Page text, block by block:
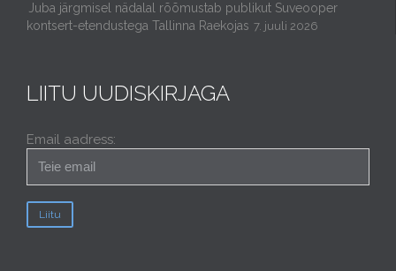
Juba järgmisel nädalal rõõmustab publikut Suveooper
kontsert-etendustega Tallinna Raekojas 7. juuli 2026
LIITU UUDISKIRJAGA
Email aadress: